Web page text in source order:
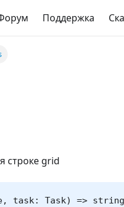
Поддержка
строке grid
task: Task) =>